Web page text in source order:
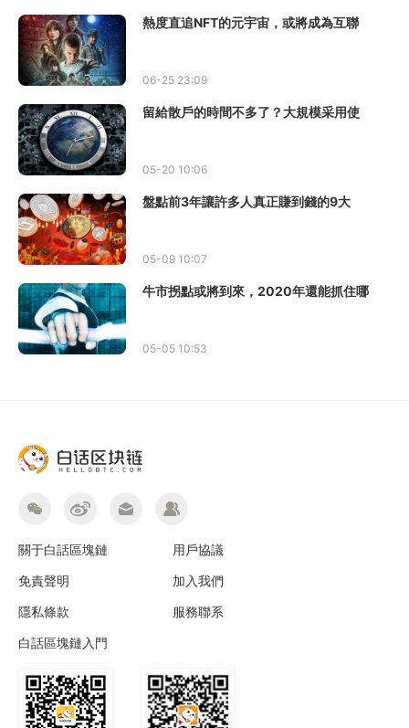
熱度直追NFT的元宇宙，或將成為互聯
06-25 23:09
留給散戶的時間不多了？大規模采用使
05-20 10:06
盤點前3年讓許多人真正賺到錢的9大
05-09 10:07
牛市拐點或將到來，2020年還能抓住哪
05-05 10:53
關于白話區塊鏈
用戶協議
免責聲明
加入我們
隱私條款
服務聯系
白話區塊鏈入門